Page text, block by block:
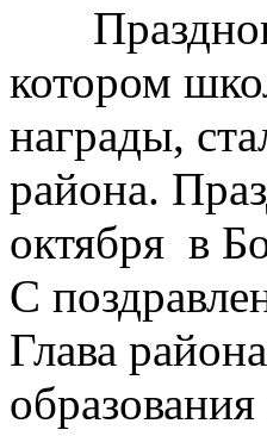
котором
награды,
района.
октября в
С
Глава